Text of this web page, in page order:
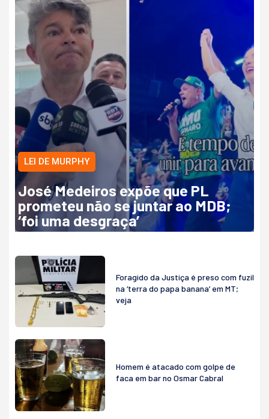
LEI DE MURPHY
José Medeiros expõe que PL
prometeu não se juntar ao MDB;
‘foi uma desgraça’
Foragido da Justiça é preso com fuzil
na ‘terra do papa banana’ em MT;
veja
Homem é atacado com golpe de
faca em bar no Osmar Cabral